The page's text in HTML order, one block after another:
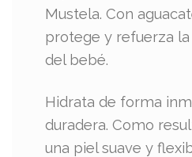
Mustela. Con
protege y refuerza
del bebé.
Hidrata de forma
duradera. Como
una piel suave y